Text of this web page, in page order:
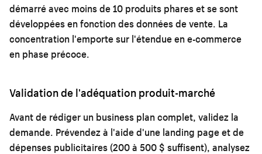
démarré avec moins de 10 produits phares et se sont
développées en fonction des données de vente. La
concentration l'emporte sur l'étendue en e-commerce
en phase précoce.
Validation de l'adéquation produit-marché
Avant de rédiger un business plan complet, validez la
demande. Prévendez à l'aide d'une landing page et de
dépenses publicitaires (200 à 500 $ suffisent), analysez